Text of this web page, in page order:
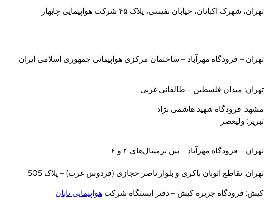
تهران، شهرک اکباتان، خیابان نفیسی، پلاک ۴۵ شرکت هواپیمایی چابهار
تهران – فرودگاه مهرآباد – ساختمان مرکزی هواپیمائی جمهوری اسلامی ایران
تهران: میدان فلسطین – طالقانی غربی
مشهد: فرودگاه شهید هاشمی نژاد
تبریز: ولیعصر
تهران – فرودگاه مهرآباد – بین ترمینال‌های ۴ و ۶
تهران: تقاطع اتوبان باکری و بلوار ناصر حجازی (فردوس غرب) – پلاک 505
کیش: فرودگاه جزیره کیش – دفتر ایستگاه شرکت هواپیمایی تابان